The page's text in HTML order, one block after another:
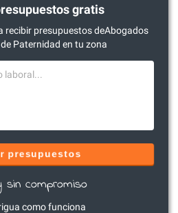
gratis
recibir presupuestos deAbogados
Paternidad en tu zona
presupuestos
sin compromiso
como funciona